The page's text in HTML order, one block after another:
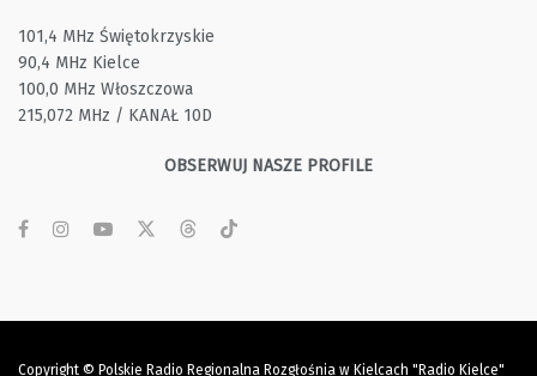
101,4 MHz Świętokrzyskie
90,4 MHz Kielce
100,0 MHz Włoszczowa
215,072 MHz / KANAŁ 10D
OBSERWUJ NASZE PROFILE
Copyright © Polskie Radio Regionalna Rozgłośnia w Kielcach "Radio Kielce"